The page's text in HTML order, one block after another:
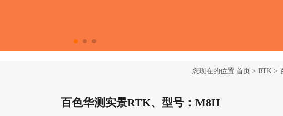
您现在的位置:首页 > RTK >
百色华测实景RTK、型号：M8II